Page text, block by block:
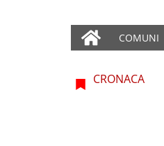
COMUNI
CRONACA